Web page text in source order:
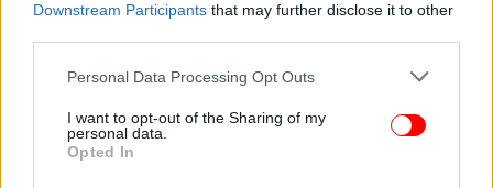
Downstream Participants that may further disclose it to other
Please note that this website/app uses one or more Google
not limited to your visit or usage behaviour. You may click to
grant or deny consent to Google and its third-party tags to
use your data for below specified purposes in below Google
Personal Data Processing Opt Outs
I want to opt-out of the Sharing of my
personal data.
Opted In
Στην πρώτη συμμετοχή τους σε Ολυμπιακούς
Αγώνες χάρισαν στην Ελλάδα το 4ο κατά σειρά
μετάλλιο στο Παρίσι και το 6o Ολυμπιακό μετάλλιο
Αυτό είναι και το δεύτερο Ολυμπιακό μετάλλιο της